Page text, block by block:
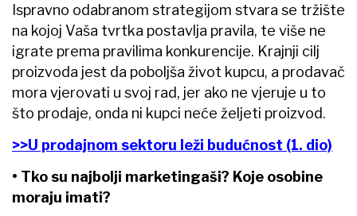
Ispravno odabranom strategijom stvara se tržište
na kojoj Vaša tvrtka postavlja pravila, te više ne
igrate prema pravilima konkurencije. Krajnji cilj
proizvoda jest da poboljša život kupcu, a prodavač
mora vjerovati u svoj rad, jer ako ne vjeruje u to
što prodaje, onda ni kupci neće željeti proizvod.
>>U prodajnom sektoru leži budućnost (1. dio)
• Tko su najbolji marketingaši? Koje osobine
moraju imati?